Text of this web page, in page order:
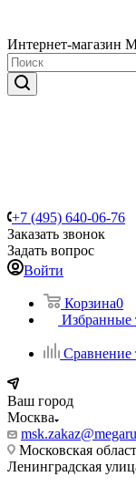
Интернет-магазин
+7 (495) 640-06-76
Заказать звонок
Задать вопрос
Войти
Корзина0
Избранные
Сравнение
Ваш город
Москва
Московская
Ленинградская